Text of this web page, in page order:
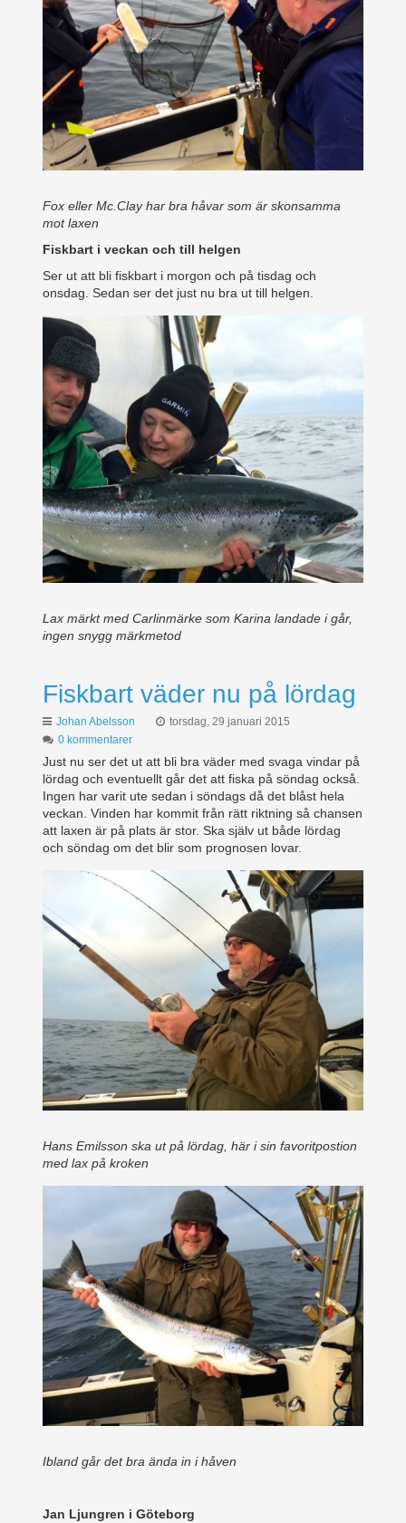
Fox eller Mc.Clay har bra håvar som är skonsamma
mot laxen
Fiskbart i veckan och till helgen
Ser ut att bli fiskbart i morgon och på tisdag och
onsdag. Sedan ser det just nu bra ut till helgen.
Lax märkt med Carlinmärke som Karina landade i går,
ingen snygg märkmetod
Fiskbart väder nu på lördag
Johan Abelsson
torsdag, 29 januari 2015
0 kommentarer
Just nu ser det ut att bli bra väder med svaga vindar på
lördag och eventuellt går det att fiska på söndag också.
Ingen har varit ute sedan i söndags då det blåst hela
veckan. Vinden har kommit från rätt riktning så chansen
att laxen är på plats är stor. Ska själv ut både lördag
och söndag om det blir som prognosen lovar.
Hans Emilsson ska ut på lördag, här i sin favoritpostion
med lax på kroken
Ibland går det bra ända in i håven
Jan Ljungren i Göteborg